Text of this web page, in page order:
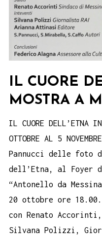
IL CUORE
MOSTRA A
IL CUORE DELL’ETNA
OTTOBRE AL 5
Pannucci delle foto
dell’Etna, al Foyer
“Antonello da
20 ottobre ore
con Renato
Silvana Polizzi,